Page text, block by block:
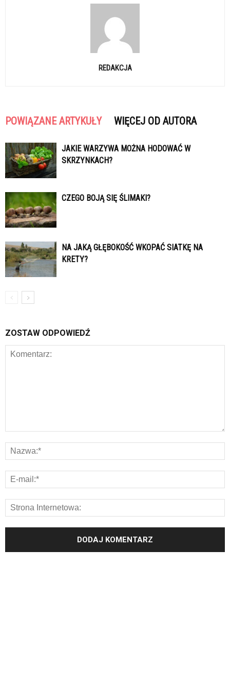
REDAKCJA
POWIĄZANE ARTYKUŁY WIĘCEJ OD AUTORA
JAKIE WARZYWA MOŻNA HODOWAĆ W
SKRZYNKACH?
CZEGO BOJĄ SIĘ ŚLIMAKI?
NA JAKĄ GŁĘBOKOŚĆ WKOPAĆ SIATKĘ NA
KRETY?
ZOSTAW ODPOWIEDŹ